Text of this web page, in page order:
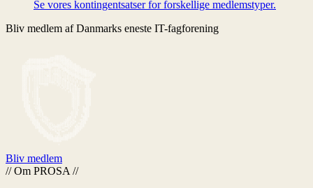
Se vores kontingentsatser for forskellige medlemstyper.
Bliv medlem af Danmarks eneste IT-fagforening
Bliv medlem
// Om PROSA //